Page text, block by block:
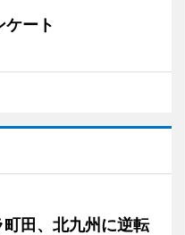
ート
田、北九州に逆転